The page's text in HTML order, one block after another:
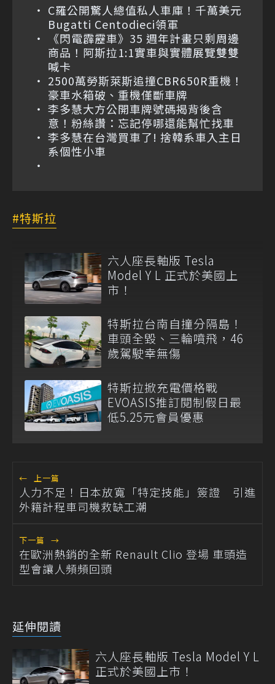
C羅公開驚人總值私人車庫！千萬美元
Bugatti Centodieci領軍
《閃電霹靂車》35 週年計畫只剩周邊
商品！阿斯拉1:1實車與實體展覽雙雙
喊卡
2500萬勞斯萊斯追撞CBR650R重機！
豪車水箱破、重機僅斷車牌
李多慧大方公開車牌號碼揭背後含
意！粉絲讚：忘記停哪還能幫忙找車
李多慧在台灣買車了! 捨韓系車入主日
系個性小車
特斯拉
六人座長軸版 Tesla
Model Y L 正式於美國上
市！
特斯拉台南自撞分隔島！
車頭全毀、三輪噴飛，46
歲駕駛幸無傷
特斯拉掀充電價格戰
EVOASIS推訂閱制假日最
低5.25元會員優惠
← 上一篇
人力不足！日本放寬「特定技能」簽證 引進
外籍計程車司機救缺工潮
下一篇 →
在歐洲熱銷的全新 Renault Clio 登場 車頭造
型會讓人頻頻回頭
延伸閱讀
六人座長軸版 Tesla Model Y L
正式於美國上市！